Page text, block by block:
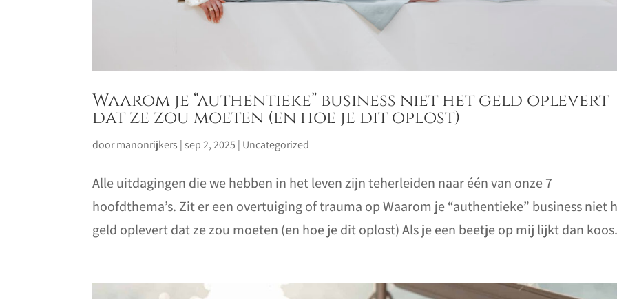
Waarom je “authentieke” business niet het geld oplevert
dat ze zou moeten (en hoe je dit oplost)
doormanonrijkers | sep 2, 2025 | Uncategorized
Alle uitdagingen die we hebben in het leven zijn teherleiden naar één van onze 7
hoofdthema’s. Zit er een overtuiging of trauma op Waarom je “authentieke” business niet
geld oplevert dat ze zou moeten (en hoe je dit oplost) Als je een beetje op mij lijkt dan